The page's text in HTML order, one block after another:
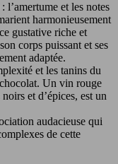
l’amertume et les notes
harmonieusement
gustative riche et
corps puissant et ses
adaptée.
et les tanins du
Un vin rouge
et d’épices, est un
audacieuse qui
de cette